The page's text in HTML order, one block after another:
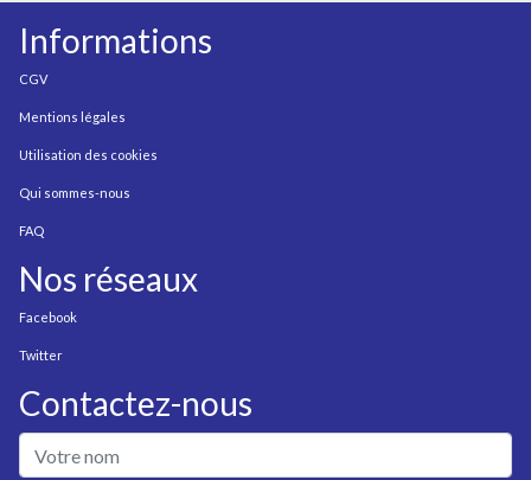
Informations
CGV
Mentions légales
Utilisation des cookies
Qui sommes-nous
FAQ
Nos réseaux
Facebook
Twitter
Contactez-nous